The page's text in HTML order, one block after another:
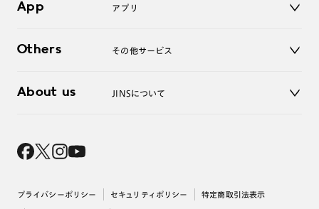
よくあるご質問
お問い合わせ
App アプリ
Others その他サービス
レンズ交換
About us JINSについて
採用情報
プライバシーポリシー セキュリティポリシー 特定商取引法表示